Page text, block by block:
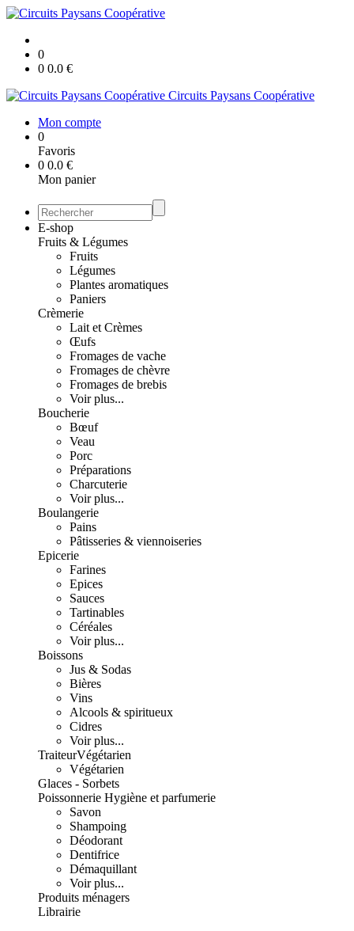
0
0 0.0 €
Circuits Paysans Coopérative
Mon compte
0
Favoris
0 0.0 €
Mon panier
E-shop
Fruits & Légumes
Fruits
Légumes
Plantes aromatiques
Paniers
Crèmerie
Lait et Crèmes
Œufs
Fromages de vache
Fromages de chèvre
Fromages de brebis
Voir plus...
Boucherie
Bœuf
Veau
Porc
Préparations
Charcuterie
Voir plus...
Boulangerie
Pains
Pâtisseries & viennoiseries
Epicerie
Farines
Epices
Sauces
Tartinables
Céréales
Voir plus...
Boissons
Jus & Sodas
Bières
Vins
Alcools & spiritueux
Cidres
Voir plus...
TraiteurVégétarien
Végétarien
Glaces - Sorbets
Poissonnerie Hygiène et parfumerie
Savon
Shampoing
Déodorant
Dentifrice
Démaquillant
Voir plus...
Produits ménagers
Librairie